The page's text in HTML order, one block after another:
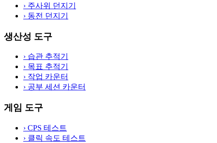
› 주사위 던지기
› 동전 던지기
생산성 도구
› 습관 추적기
› 목표 추적기
› 작업 카운터
› 공부 세션 카운터
게임 도구
› CPS 테스트
› 클릭 속도 테스트